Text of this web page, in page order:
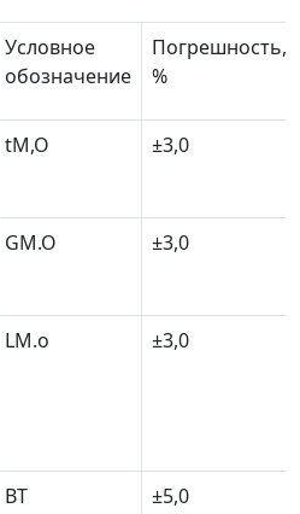
Условное
обозначение
Погрешность,
%
tМ,О ±3,0
GМ.О ±3,0
LМ.о ±3,0
ВТ ±5,0